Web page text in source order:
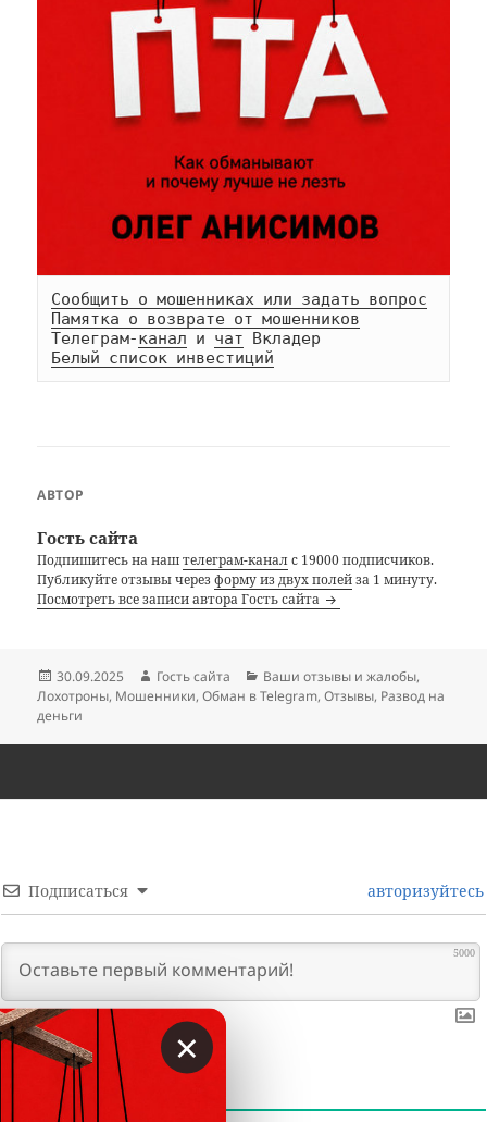
Сообщить о мошенниках или задать вопрос
Памятка о возврате от мошенников
Телеграм-канал и чат
Белый список инвестиций
АВТОР
Гость сайта
Подпишитесь на наштелеграм-каналс 19000 подписчиков.
Публикуйте отзывы черезформу из двух полейза 1 минуту.
Посмотреть все записи автора Гость сайта
Опубликовано
30.09.2025 Автор
Гость сайта Рубрики
Ваши отзывы и жалобы,
Лохотроны, Мошенники,Обман в Telegram,Отзывы, Развод на
деньги
Подписаться авторизуйтесь
5000
КОММЕНТАРИИ
×